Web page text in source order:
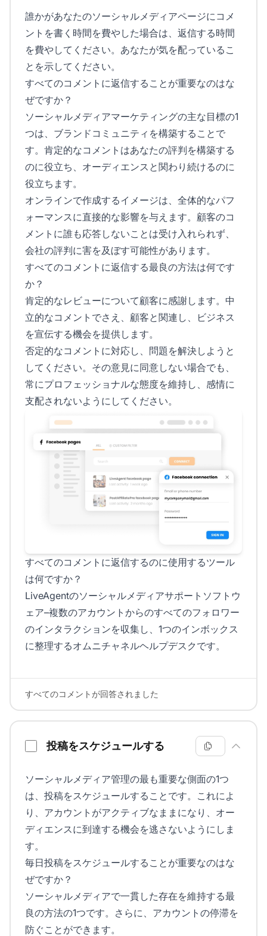
誰かがあなたのソーシャルメディアページにコメ
ントを書く時間を費やした場合は、返信する時間
を費やしてください。あなたが気を配っているこ
とを示してください。
すべてのコメントに返信することが重要なのはな
ぜですか？
ソーシャルメディアマーケティングの主な目標の1
つは、ブランドコミュニティを構築することで
す。肯定的なコメントはあなたの評判を構築する
のに役立ち、オーディエンスと関わり続けるのに
役立ちます。
オンラインで作成するイメージは、全体的なパフ
ォーマンスに直接的な影響を与えます。顧客のコ
メントに誰も応答しないことは受け入れられず、
会社の評判に害を及ぼす可能性があります。
すべてのコメントに返信する最良の方法は何です
か？
肯定的なレビューについて顧客に感謝します。中
立的なコメントでさえ、顧客と関連し、ビジネス
を宣伝する機会を提供します。
否定的なコメントに対応し、問題を解決しようと
してください。その意見に同意しない場合でも、
常にプロフェッショナルな態度を維持し、感情に
支配されないようにしてください。
すべてのコメントに返信するのに使用するツール
は何ですか？
LiveAgentのソーシャルメディアサポートソフトウ
ェア–複数のアカウントからのすべてのフォロワー
のインタラクションを収集し、1つのインボックス
に整理するオムニチャネルヘルプデスクです。
すべてのコメントが回答されました
投稿をスケジュールする
ソーシャルメディア管理の最も重要な側面の1つ
は、投稿をスケジュールすることです。これによ
り、アカウントがアクティブなままになり、オー
ディエンスに到達する機会を逃さないようにしま
す。
毎日投稿をスケジュールすることが重要なのはな
ぜですか？
ソーシャルメディアで一貫した存在を維持する最
良の方法の1つです。さらに、アカウントの停滞を
防ぐことができます。